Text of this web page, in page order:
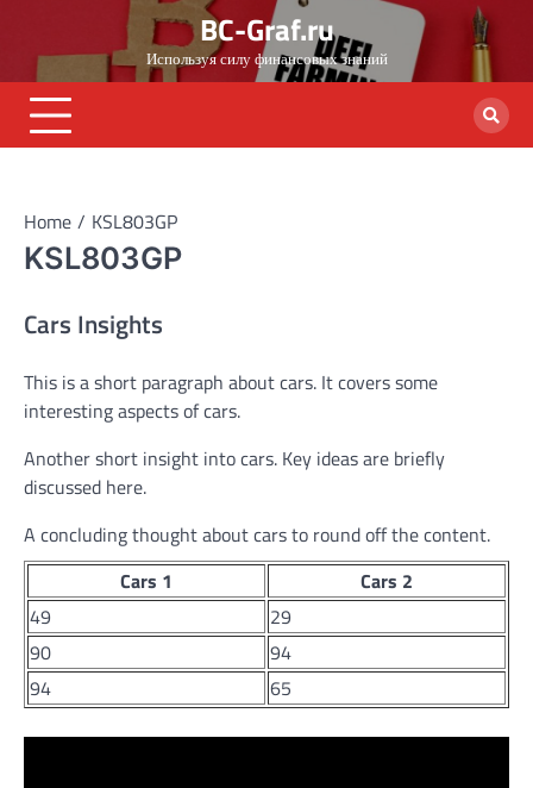
content
BC-Graf.ru
Используя силу финансовых знаний
Home KSL803GP
KSL803GP
Cars Insights
This is a short paragraph about cars. It covers some
interesting aspects of cars.
Another short insight into cars. Key ideas are briefly
discussed here.
A concluding thought about cars to round off the content.
Cars 1
Cars 2
49
29
90
94
94
65